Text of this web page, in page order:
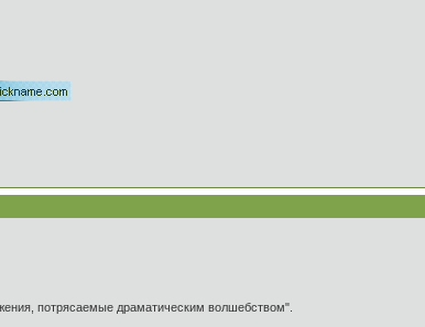
потрясаемые драматическим волшебством".